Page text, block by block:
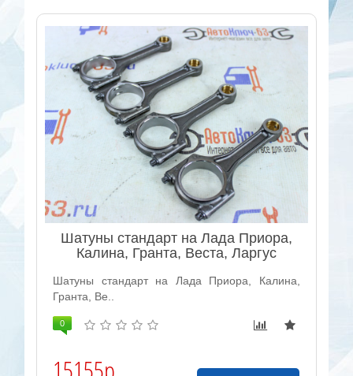
Шатуны стандарт на Лада Приора,
Калина, Гранта, Веста, Ларгус
Шатуны стандарт на Лада Приора, Калина,
Гранта, Ве..
0